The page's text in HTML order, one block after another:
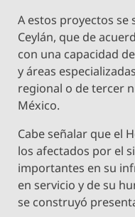
A estos proyectos se
Ceylán, que de
con una capacidad
y áreas
regional o de tercer
México.
Cabe señalar que el
los afectados por el
importantes en su
en servicio y de su
se construyó